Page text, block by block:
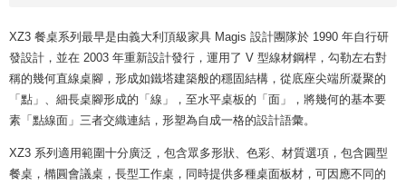
XZ3 餐桌系列最早是由義大利頂級家具 Magis 設計團隊於 1990 年自行研
發設計，並在 2003 年重新設計發行，運用了 V 型線材鋼桿，勾勒左右對
稱的幾何直線桌腳，形成如鐵塔建築般的穩固結構，從底座尖端所凝聚的
「點」、細長桌腳形成的「線」，至水平桌板的「面」，將幾何的基本要
素「點線面」三者交織連結，形塑為自成一格的設計語彙。
XZ3 系列適用範圍十分廣泛，包含眾多形狀、色彩、材質選項，包含圓型
餐桌，橢圓會議桌，長型工作桌，同時提供多種桌面板材，可因應不同的